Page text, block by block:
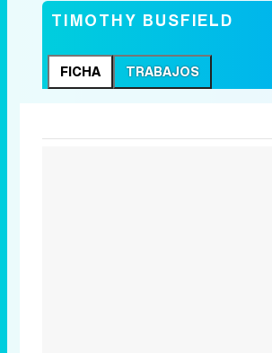
TIMOTHY BUSFIELD
FICHA TRABAJOS